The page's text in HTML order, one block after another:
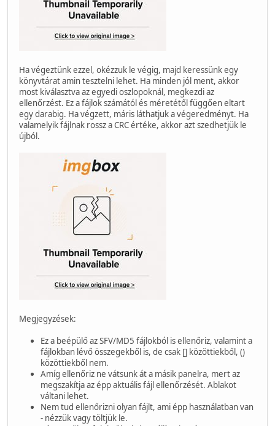
Ha végeztünk ezzel, okézzuk le végig, majd keressünk egy
könyvtárat amin tesztelni lehet. Ha minden jól ment, akkor
most kiválasztva az egyedi oszlopoknál, megkezdi az
ellenőrzést. Ez a fájlok számától és méretétől függően eltart
egy darabig. Ha végzett, máris láthatjuk a végeredményt. Ha
valamelyik fájlnak rossz a CRC értéke, akkor azt szedhetjük le
újból.
Megjegyzések:
Ez a beépülő az SFV/MD5 fájlokból is ellenőriz, valamint a
fájlokban lévő összegekből is, de csak [] közöttiekből, ()
közöttiekből nem.
Amíg ellenőriz ne vátsunk át a másik panelra, mert az
megszakítja az épp aktuális fájl ellenőrzését. Ablakot
váltani lehet.
Nem tud ellenőrizni olyan fájlt, ami épp használatban van
- nézzük vagy töltjük le.